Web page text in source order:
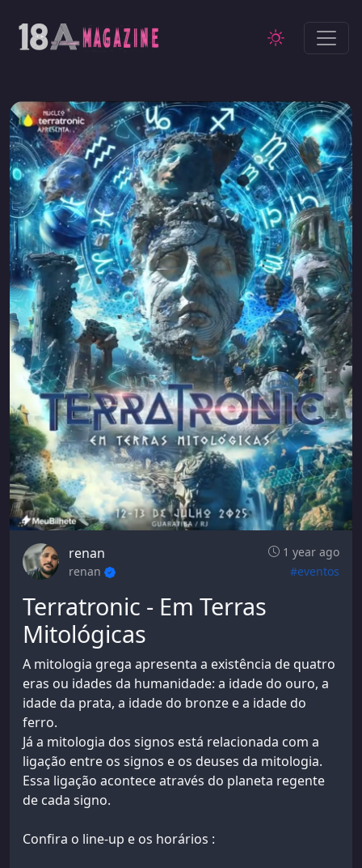
renan
1 year ago
renan
#eventos
Terratronic - Em Terras
Mitológicas
A mitologia grega apresenta a existência de quatro
eras ou idades da humanidade: a idade do ouro, a
idade da prata, a idade do bronze e a idade do
ferro.
Já a mitologia dos signos está relacionada com a
ligação entre os signos e os deuses da mitologia.
Essa ligação acontece através do planeta regente
de cada signo.
Confira o line-up e os horários :